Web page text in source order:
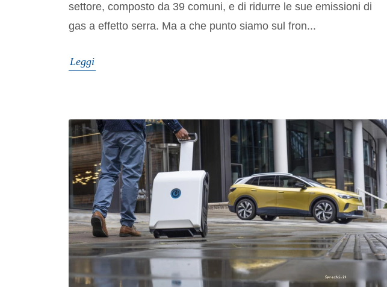
settore, composto da 39 comuni, e di ridurre le sue emissioni di
gas a effetto serra. Ma a che punto siamo sul fron...
Leggi